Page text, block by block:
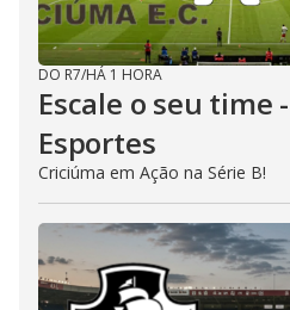
DO R7/HÁ 1 HORA
Escale o seu time
Esportes
Criciúma em Ação na Série B!